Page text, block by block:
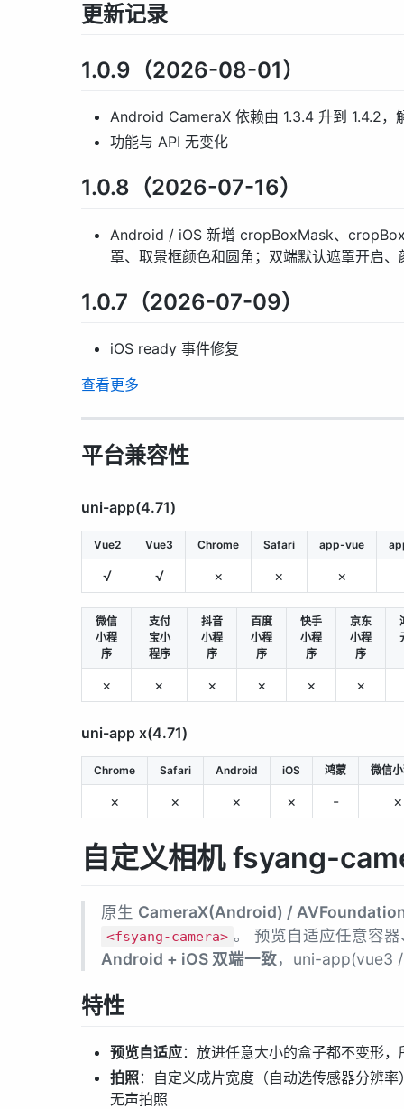
更新记录
1.0.9（2026-08-01）
Android CameraX 依赖由 1.3.4 升到 1.4.2
功能与 API 无变化
1.0.8（2026-07-16）
Android / iOS 新增 cropBoxMask、
罩、取景框颜色和圆角；双端默认遮罩开启
1.0.7（2026-07-09）
iOS ready 事件修复
查看更多
平台兼容性
uni-app(4.71)
Vue2 Vue3 Chrome Safari app-vue
√ √ × × ×
微信
小程
序
支付
宝小
程序
抖音
小程
序
百度
小程
序
快手
小程
序
京东
小程
序
× × × × × ×
uni-app x(4.71)
Chrome Safari Android iOS 鸿蒙 微信
× × × × - ×
自定义相机 fsyang-
原生 CameraX(Android) /
<fsyang-camera> 。 预览自适应任意容
Android + iOS 双端一致，uni-app(vue3
特性
预览自适应：放进任意大小的盒子都不变形
拍照：自定义成片宽度（自动选传感器分辨
无声拍照